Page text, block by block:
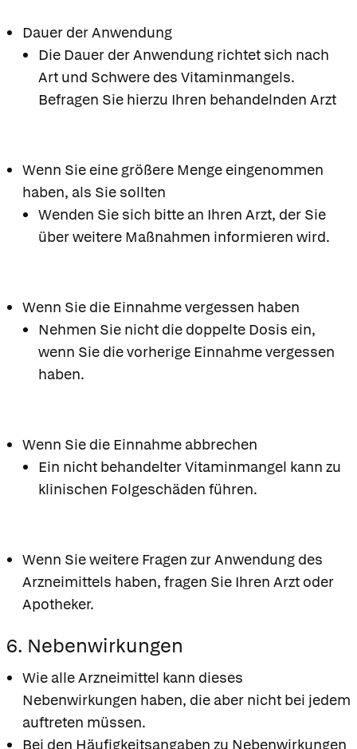
Dauer der Anwendung
Die Dauer der Anwendung richtet sich nach
Art und Schwere des Vitaminmangels.
Befragen Sie hierzu Ihren behandelnden Arzt
Wenn Sie eine größere Menge eingenommen
haben, als Sie sollten
Wenden Sie sich bitte an Ihren Arzt, der Sie
über weitere Maßnahmen informieren wird.
Wenn Sie die Einnahme vergessen haben
Nehmen Sie nicht die doppelte Dosis ein,
wenn Sie die vorherige Einnahme vergessen
haben.
Wenn Sie die Einnahme abbrechen
Ein nicht behandelter Vitaminmangel kann zu
klinischen Folgeschäden führen.
Wenn Sie weitere Fragen zur Anwendung des
Arzneimittels haben, fragen Sie Ihren Arzt oder
Apotheker.
6. Nebenwirkungen
Wie alle Arzneimittel kann dieses
Nebenwirkungen haben, die aber nicht bei jedem
auftreten müssen.
Bei den Häufigkeitsangaben zu Nebenwirkungen